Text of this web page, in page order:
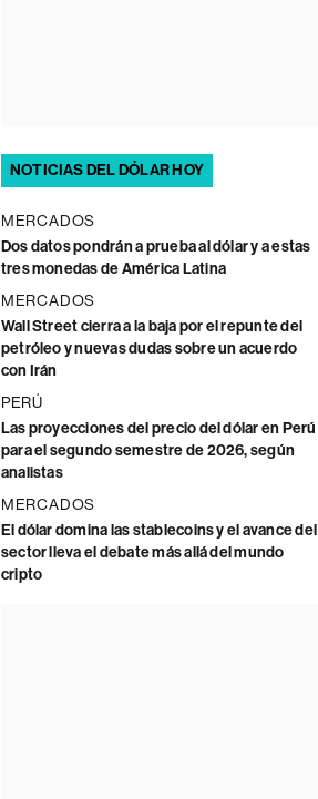
NOTICIAS DEL DÓLAR HOY
MERCADOS
Dos datos pondrán a prueba al dólar y a estas
tres monedas de América Latina
MERCADOS
Wall Street cierra a la baja por el repunte del
petróleo y nuevas dudas sobre un acuerdo
con Irán
PERÚ
Las proyecciones del precio del dólar en Perú
para el segundo semestre de 2026, según
analistas
MERCADOS
El dólar domina las stablecoins y el avance del
sector lleva el debate más allá del mundo
cripto